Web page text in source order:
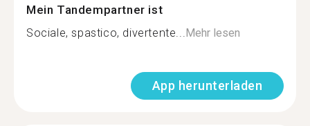
Mein Tandempartner ist
Sociale, spastico, divertente...Mehr lesen
App herunterladen